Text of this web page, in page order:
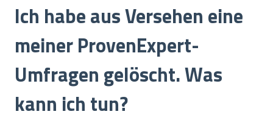
Ich habe aus Versehen eine
meiner ProvenExpert-
Umfragen gelöscht. Was
kann ich tun?